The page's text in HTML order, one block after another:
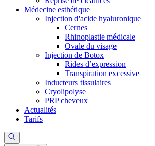
Médecine esthétique
Injection d'acide hyaluronique
Cernes
Rhinoplastie médicale
Ovale du visage
Injection de Botox
Rides d’expression
Transpiration excessive
Inducteurs tissulaires
Cryolipolyse
PRP cheveux
Actualités
Tarifs